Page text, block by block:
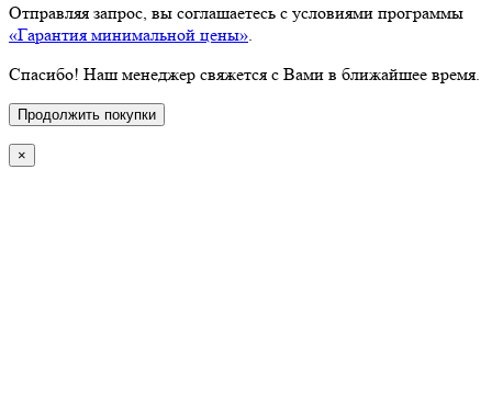
Отправляя запрос, вы соглашаетесь с условиями программы
«Гарантия минимальной цены».
Спасибо! Наш менеджер свяжется с Вами в ближайшее время.
Продолжить покупки
×